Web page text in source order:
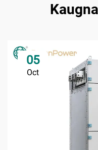
05
Oct